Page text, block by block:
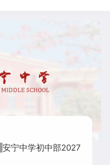
安宁中学初中部2027